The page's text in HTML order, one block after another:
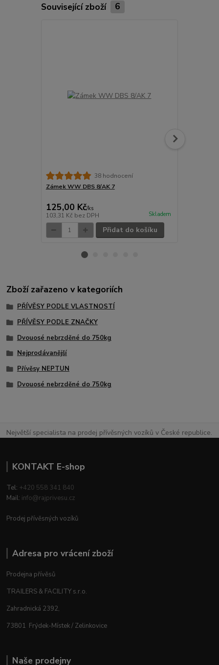
Související zboží 6
38 hodnocení
Zámek WW DBS 8/AK 7
125,00 Kč/ks
103,31 Kč bez DPH Skladem
Přidat do košíku
Zboží zařazeno v kategoriích
PŘÍVĚSY PODLE VLASTNOSTÍ
PŘÍVĚSY PODLE ZNAČKY
Dvouosé nebrzděné do 750kg
Nejprodávanější
Přívěsy NEPTUN
Dvouosé nebrzděné do 750kg
Největší specialista na prodej přívěsných vozíků v České republice.
KONTAKT E-shop
Tel: +420 558 341 840
Mail: info@rajprivesu.cz
Prodej přívěsných vozíků
Adresa pro vrácení zboží
Prodejna přívěsů
TRAILERS & FACILITY s.r.o.
Zahradnická 2392,
73801 Frýdek-Místek / Zelinkovice
Naše prodejny